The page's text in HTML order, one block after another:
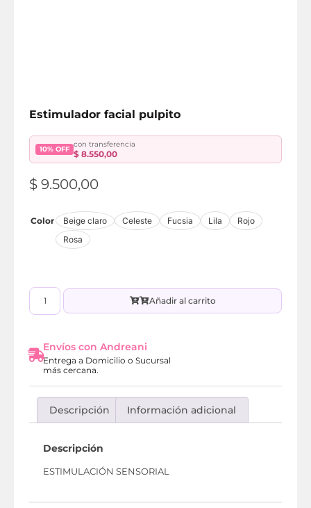
Estimulador facial pulpito
10% OFF
con transferencia
$ 8.550,00
$ 9.500,00
Color Beige claro Celeste Fucsia Lila
Rojo
Rosa
Añadir al carrito
Envíos con Andreani
Entrega a Domicilio o Sucursal
más cercana.
Descripción Información adicional
Descripción
ESTIMULACIÓN SENSORIAL